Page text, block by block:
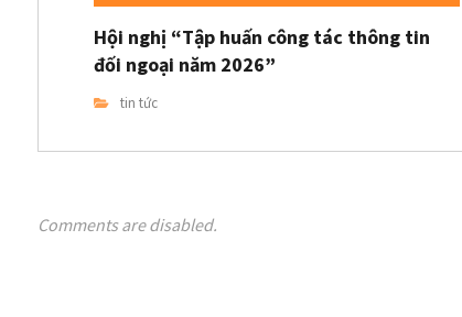
Hội nghị “Tập huấn công tác thông tin
đối ngoại năm 2026”
tin tức
Comments are disabled.